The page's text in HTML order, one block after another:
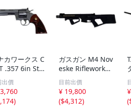
カワークス C
.357 6in Stai
PYTHON R
ガスガン
O11520308
出價
)
ガスガン M4 Nov
eske Rifleworks
AR-15 BATTLEAR
MS RACK STRAC
ライフルストック
カスタム 中古O1
目前出價
¥ 19,800
($4,312)
(